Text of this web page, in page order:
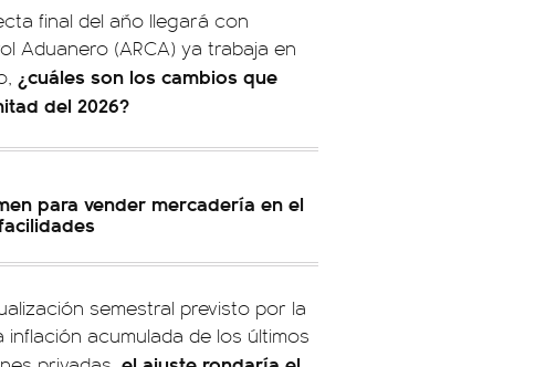
final del año llegará con
Aduanero (ARCA) ya trabaja en
¿cuáles son los cambios que
del 2026?
para vender mercadería en el
semestral previsto por la
acumulada de los últimos